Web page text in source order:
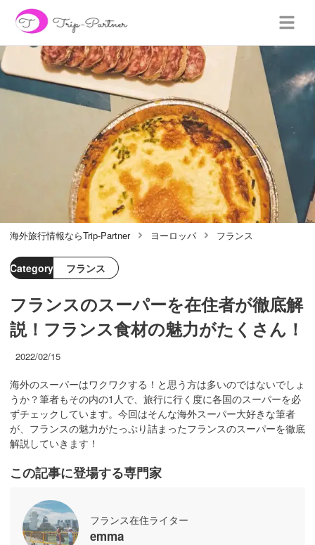
海外旅行情報ならTrip-Partner ヨーロッパ フランス
Category フランス
フランスのスーパーを在住者が徹底解
説！フランス食材の魅力がたくさん！
2022/02/15
海外のスーパーはワクワクする！と思う方は多いのではないでしょ
うか？筆者もその内の1人で、旅行に行く度に各国のスーパーを必
ずチェックしています。今回はそんな海外スーパー大好きな筆者
が、フランスの魅力がたっぷり詰まったフランスのスーパーを徹底
解説していきます！
この記事に登場する専門家
フランス在住ライター
emma